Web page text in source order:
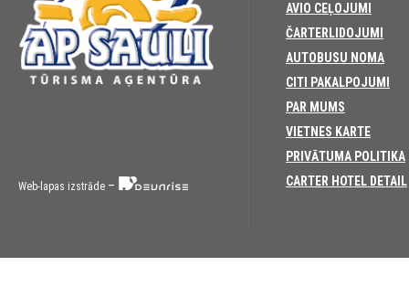
Web-lapas izstrāde –
AVIO CEĻOJUMI
ČARTERLIDOJUMI
AUTOBUSU NOMA
CITI PAKALPOJUMI
PAR MUMS
VIETNES KARTE
PRIVĀTUMA POLITIKA
CARTER HOTEL DETAIL